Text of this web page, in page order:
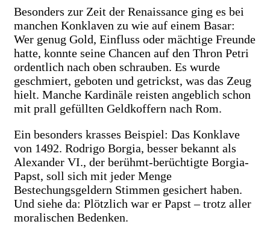
Besonders zur Zeit der Renaissance ging es bei
manchen Konklaven zu wie auf einem Basar:
Wer genug Gold, Einfluss oder mächtige Freunde
hatte, konnte seine Chancen auf den Thron Petri
ordentlich nach oben schrauben. Es wurde
geschmiert, geboten und getrickst, was das Zeug
hielt. Manche Kardinäle reisten angeblich schon
mit prall gefüllten Geldkoffern nach Rom.
Ein besonders krasses Beispiel: Das Konklave
von 1492. Rodrigo Borgia, besser bekannt als
Alexander VI., der berühmt-berüchtigte Borgia-
Papst, soll sich mit jeder Menge
Bestechungsgeldern Stimmen gesichert haben.
Und siehe da: Plötzlich war er Papst – trotz aller
moralischen Bedenken.